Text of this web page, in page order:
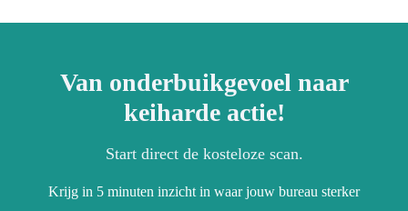
Van onderbuikgevoel naar
keiharde actie!
Start direct de kosteloze scan.
Krijg in 5 minuten inzicht in waar jouw bureau sterker